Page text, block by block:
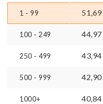
1 - 99 51,69
100 - 249 44,97
250 - 499 43,94
500 - 999 42,90
1000+ 40,84